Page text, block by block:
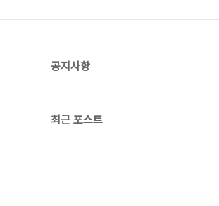
공지사항
최근 포스트